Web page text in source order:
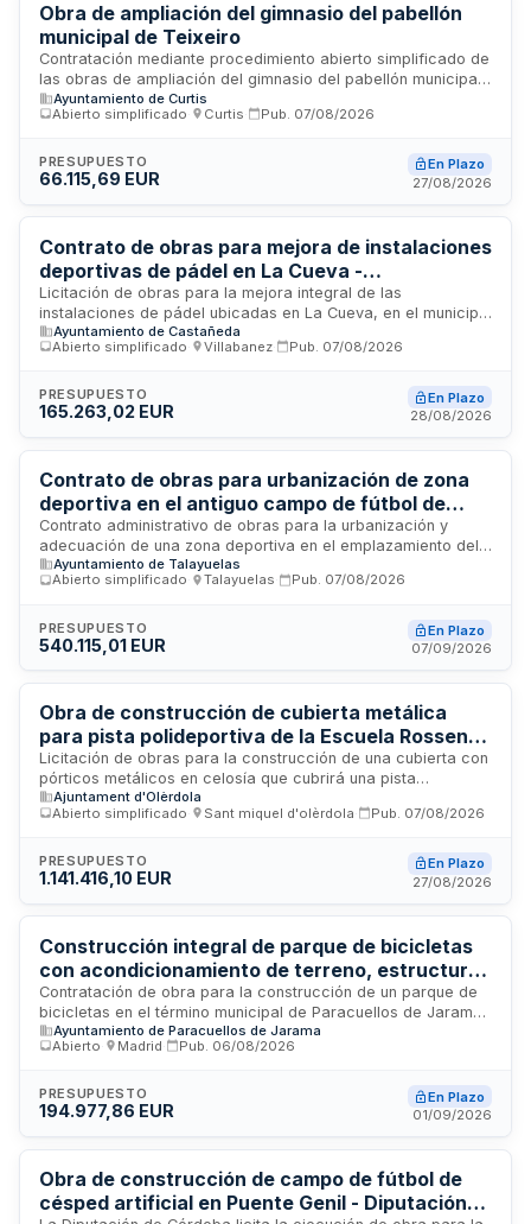
Obra de ampliación del gimnasio del pabellón
municipal de Teixeiro
Contratación mediante procedimiento abierto simplificado de
las obras de ampliación del gimnasio del pabellón municipal
ubicado en Teixeiro. El contrato incluye la ejecución de
trabajos conforme al proyecto técnico, estudio de seguridad
Los contratistas deberán acreditar solvencia económica y
técnica adecuada a la naturaleza de la obra, disponiendo de
garantizar la calidad de ejecución.
Ayuntamiento de Curtis
Abierto simplificado
Curtis Pub. 07/08/2026
PRESUPUESTO
66.115,69 EUR
En Plazo
27/08/2026
Contrato de obras para mejora de instalaciones
deportivas de pádel en La Cueva -
Ayuntamiento de Castañeda
Licitación de obras para la mejora integral de las
instalaciones de pádel ubicadas en La Cueva, en el municipio
de Castañeda. El proyecto contempla la mejora de la
cubierta, faldones y vestuario de las pistas, así como la
permitir la utilización durante todo el año y garantizar una
adecuada prestación del servicio público deportivo. El
a la Ley de Contratos del Sector Público.
Ayuntamiento de Castañeda
Abierto simplificado
Villabanez Pub. 07/08/2026
PRESUPUESTO
165.263,02 EUR
En Plazo
28/08/2026
Contrato de obras para urbanización de zona
deportiva en el antiguo campo de fútbol de
Talayuelas
Contrato administrativo de obras para la urbanización y
adecuación de una zona deportiva en el emplazamiento del
antiguo campo de fútbol de Talayuelas, incluyendo la
creación de instalaciones polideportivas y entorno accesible.
unidades de obra que deben realizarse simultáneamente por
un mismo agente ejecutor.
Ayuntamiento de Talayuelas
Abierto simplificado
Talayuelas Pub. 07/08/2026
PRESUPUESTO
540.115,01 EUR
En Plazo
07/09/2026
Obra de construcción de cubierta metálica
para pista polideportiva de la Escuela Rossend
Montané en Olèrdola
Licitación de obras para la construcción de una cubierta con
pórticos metálicos en celosía que cubrirá una pista
polideportiva existente en la Escuela Rossend Montané de
Sant Pere Molanta, municipio de Olèrdola. El proyecto
aprobado definitivamente por el Ayuntamiento. Se tramita
mediante procedimiento abierto simplificado y la ejecución
estructura metálica y la cubierta según especificaciones del
proyecto.
Ajuntament d'Olèrdola
Abierto simplificado
Sant miquel d'olèrdola Pub. 07/08/2026
PRESUPUESTO
1.141.416,10 EUR
En Plazo
27/08/2026
Construcción integral de parque de bicicletas
con acondicionamiento de terreno, estructuras
y equipamiento en Paracuellos de Jarama
Contratación de obra para la construcción de un parque de
bicicletas en el término municipal de Paracuellos de Jarama,
que comprende el acondicionamiento del terreno,
movimiento de tierras, modelado y compactación de
pavimentos, estructuras de madera, obstáculos, mobiliario
urbano, jardinería, así como medidas de seguridad, salud y
Contratos del Sector Público.
Ayuntamiento de Paracuellos de Jarama
Abierto
Madrid Pub. 06/08/2026
PRESUPUESTO
194.977,86 EUR
En Plazo
01/09/2026
Obra de construcción de campo de fútbol de
césped artificial en Puente Genil - Diputación